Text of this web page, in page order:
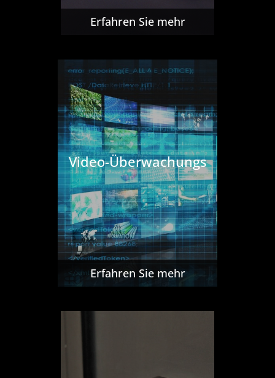
Erfahren Sie mehr
Video-Überwachungs
Erfahren Sie mehr